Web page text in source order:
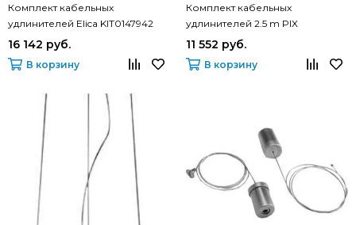
Комплект кабельных
удлинителей Elica KIT0147942
16 142 руб.
В корзину
Комплект кабельных
удлинителей 2.5 m PIX
KIT0147941
11 552 руб.
В корзину